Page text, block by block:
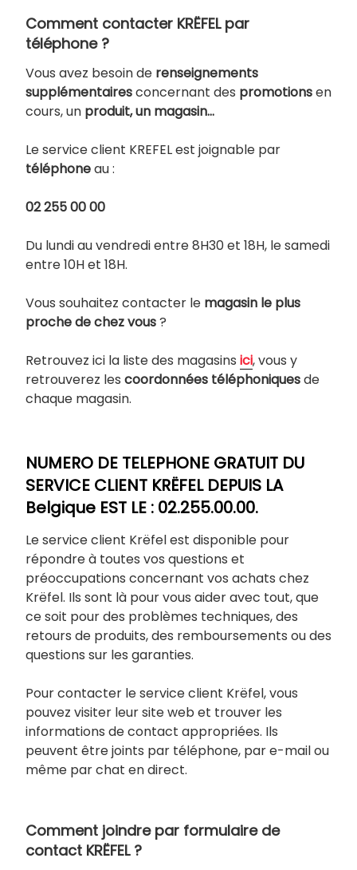
Comment contacter KRËFEL par
téléphone ?
Vous avez besoin de renseignements
supplémentairesconcernant des promotionsen
cours, un produit, un magasin…
Le service client KREFEL est joignable par
téléphoneau :
02 255 00 00
Du lundi au vendredi entre 8H30 et 18H, le samedi
entre 10H et 18H.
Vous souhaitez contacter le magasin le plus
proche de chez vous?
Retrouvez ici la liste des magasins ici, vous y
retrouverez les coordonnées téléphoniquesde
chaque magasin.
NUMERO DE TELEPHONE GRATUIT DU
SERVICE CLIENT KRËFEL DEPUIS LA
Belgique EST LE : 02.255.00.00.
Le service client Krëfel est disponible pour
répondre à toutes vos questions et
préoccupations concernant vos achats chez
Krëfel. Ils sont là pour vous aider avec tout, que
ce soit pour des problèmes techniques, des
retours de produits, des remboursements ou des
questions sur les garanties.
Pour contacter le service client Krëfel, vous
pouvez visiter leur site web et trouver les
informations de contact appropriées. Ils
peuvent être joints par téléphone, par e-mail ou
même par chat en direct.
Comment joindre par formulaire de
contact KRËFEL ?